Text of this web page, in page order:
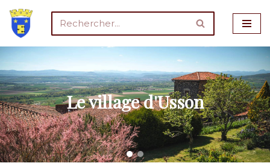
Aller
au
contenu
Le village d'Usson